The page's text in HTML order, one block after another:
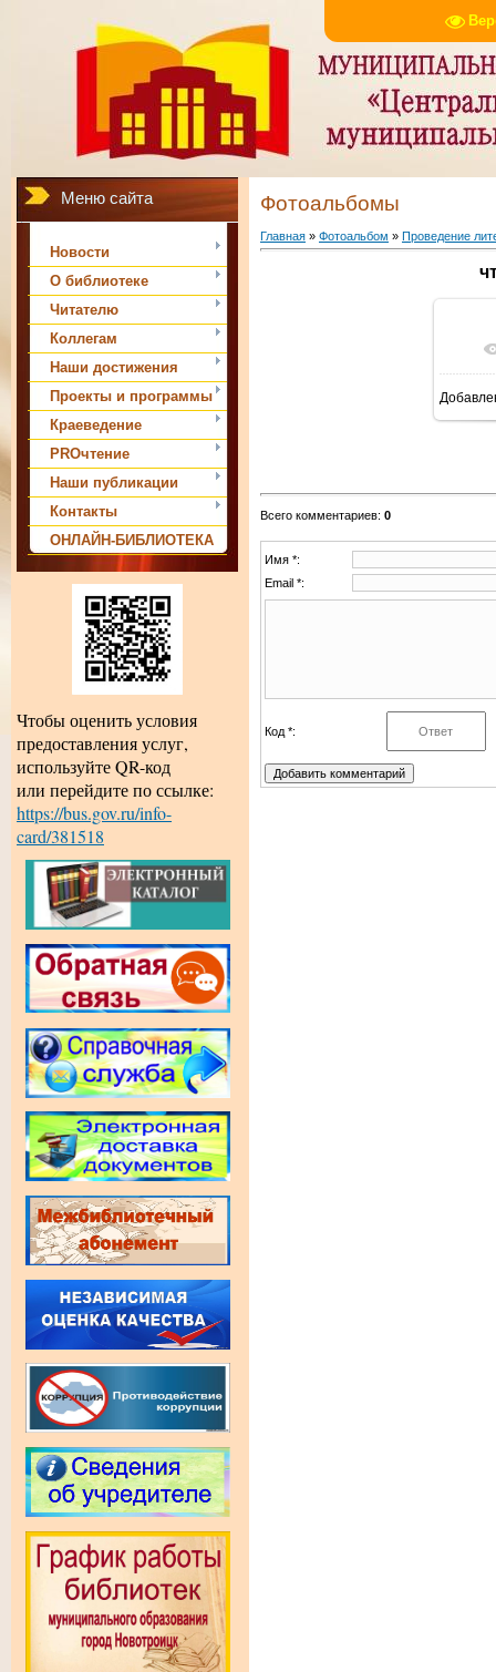
Меню сайта
Новости
О библиотеке
Читателю
Коллегам
Наши достижения
Проекты и программы
Краеведение
PROчтение
Наши публикации
Контакты
ОНЛАЙН-БИБЛИОТЕКА
Чтобы оценить условия
предоставления услуг,
используйте QR-код
или перейдите по ссылке:
https://bus.gov.ru/info-
card/381518
Фотоальбомы
Главная » Фотоальбом » Проведение
Всего комментариев: 0
Имя *:
Email *:
Код *: